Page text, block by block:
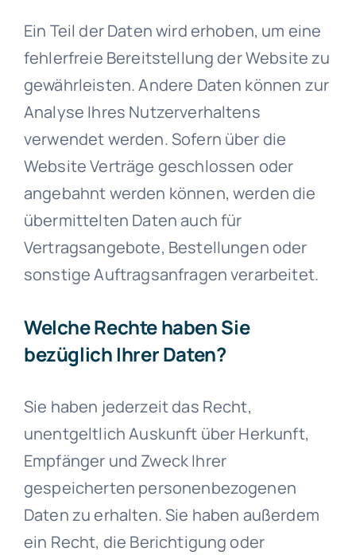
Ein Teil der Daten wird erhoben, um eine
fehlerfreie Bereitstellung der Website zu
gewährleisten. Andere Daten können zur
Analyse Ihres Nutzerverhaltens
verwendet werden. Sofern über die
Website Verträge geschlossen oder
angebahnt werden können, werden die
übermittelten Daten auch für
Vertragsangebote, Bestellungen oder
sonstige Auftragsanfragen verarbeitet.
Welche Rechte haben Sie
bezüglich Ihrer Daten?
Sie haben jederzeit das Recht,
unentgeltlich Auskunft über Herkunft,
Empfänger und Zweck Ihrer
gespeicherten personenbezogenen
Daten zu erhalten. Sie haben außerdem
ein Recht, die Berichtigung oder